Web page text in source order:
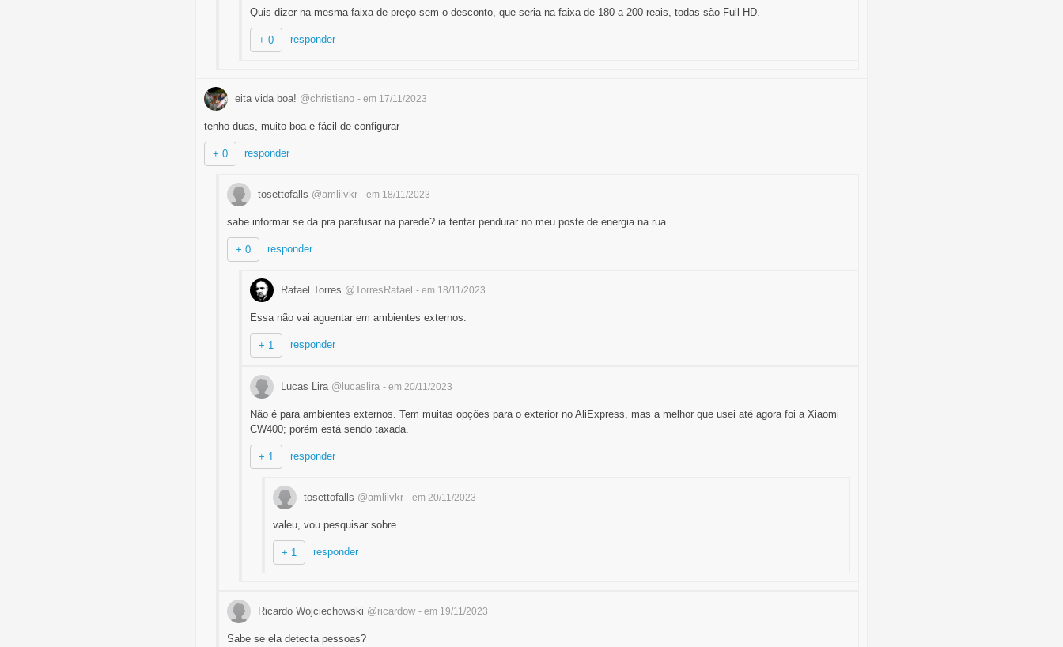
Quis dizer na mesma faixa de preço sem o desconto, que seria na faixa de 180 a 200 reais, todas são Full HD.
+ 0 responder
eita vida boa! @christiano - em 17/11/2023
tenho duas, muito boa e fácil de configurar
+ 0 responder
tosettofalls @amlilvkr - em 18/11/2023
sabe informar se da pra parafusar na parede? ia tentar pendurar no meu poste de energia na rua
+ 0 responder
Rafael Torres @TorresRafael - em 18/11/2023
Essa não vai aguentar em ambientes externos.
+ 1 responder
Lucas Lira @lucaslira - em 20/11/2023
Não é para ambientes externos. Tem muitas opções para o exterior no AliExpress, mas a melhor que usei até agora foi a Xiaomi
CW400; porém está sendo taxada.
+ 1 responder
tosettofalls @amlilvkr - em 20/11/2023
valeu, vou pesquisar sobre
+ 1 responder
Ricardo Wojciechowski @ricardow - em 19/11/2023
Sabe se ela detecta pessoas?